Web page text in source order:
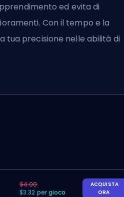
ed evita di
Con il tempo e la
tua precisione nelle abilità di
$4.00
$3.32 per gioco
ACQUISTA
ORA